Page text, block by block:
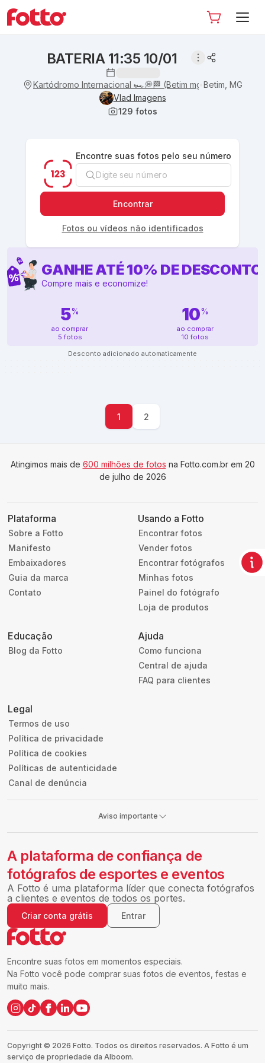
BATERIA 11:35 10/01
Kartódromo Internacional 🏎💭🏁 (Betim mg)Betim, MG
Vlad Imagens
129 fotos
Encontre suas fotos pelo seu número
Encontrar
Fotos ou vídeos não identificados
GANHE ATÉ10% DE DESCONTO
Compre mais e economize!
5%
ao comprar
5 fotos
10%
ao comprar
10 fotos
Desconto adicionado automaticamente
1 2
Atingimos mais de 600 milhões de fotos na Fotto.com.br em 20
de julho de 2026
Plataforma
Sobre a Fotto
Manifesto
Embaixadores
Guia da marca
Contato
Usando a Fotto
Encontrar fotos
Vender fotos
Encontrar fotógrafos
Minhas fotos
Painel do fotógrafo
Loja de produtos
Educação
Blog da Fotto
Ajuda
Como funciona
Central de ajuda
FAQ para clientes
Legal
Termos de uso
Política de privacidade
Política de cookies
Políticas de autenticidade
Canal de denúncia
Aviso importante
Encontre suas fotos em momentos especiais.
Na Fotto você pode comprar suas fotos de eventos, festas e
muito mais.
A plataforma de confiança de
fotógrafos de esportes e eventos
A Fotto é uma plataforma líder que conecta fotógrafos
a clientes e eventos de todos os portes.
Criar conta grátis Entrar
Copyright © 2026 Fotto. Todos os direitos reservados. A Fotto é um
serviço de propriedade da Alboom.